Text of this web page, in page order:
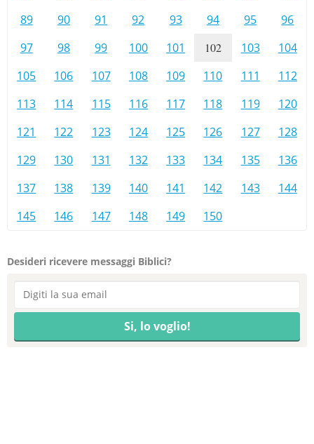
89
90 91 92 93 94 95
96
97
98 99 100 101 102 103
104
105
106 107 108 109 110 111
112
113
114 115 116 117 118 119
120
121
122 123 124 125 126 127
128
129
130 131 132 133 134 135
136
137
138 139 140 141 142 143
144
145
146 147 148 149 150
Desideri ricevere messaggi Biblici?